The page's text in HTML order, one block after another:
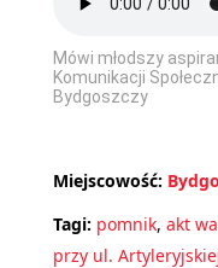
Mówi młodszy
Komunikacji
Bydgoszczy
Miejscowość:
Tagi: pomnik, akt
przy ul.